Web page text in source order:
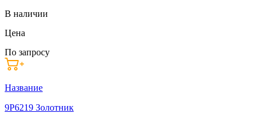
В наличии
Цена
По запросу
Название
9P6219 Золотник